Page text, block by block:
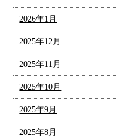
2026年1月
2025年12月
2025年11月
2025年10月
2025年9月
2025年8月